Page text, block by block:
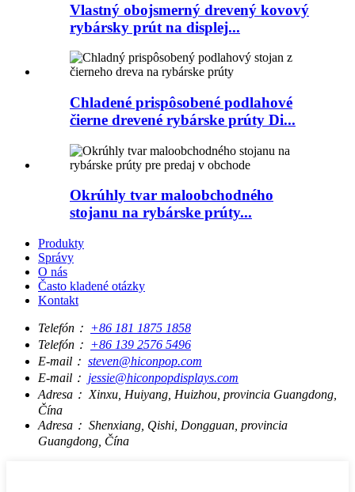
Vlastný obojsmerný drevený kovový
rybársky prút na displej...
Chladené prispôsobené podlahové
čierne drevené rybárske prúty Di...
Okrúhly tvar maloobchodného
stojanu na rybárske prúty...
Produkty
Správy
O nás
Často kladené otázky
Kontakt
Telefón： +86 181 1875 1858
Telefón： +86 139 2576 5496
E-mail： steven@hiconpop.com
E-mail： jessie@hiconpopdisplays.com
Adresa： Xinxu, Huiyang, Huizhou, provincia Guangdong,
Čína
Adresa： Shenxiang, Qishi, Dongguan, provincia
Guangdong, Čína